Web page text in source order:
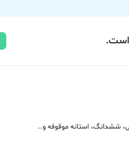
است.
ششدانگ، استانه موقوفه و..